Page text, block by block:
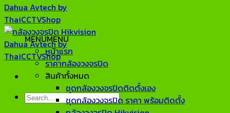
Search
MENUMENU
หน้าแรก
ราคากล้องวงจรปิด
สินค้าทั้งหมด
ชุดกล้องวงจรปิดติดตั้งเอง
ชุดกล้องวงจรปิด ราคา พร้อมติดตั้ง